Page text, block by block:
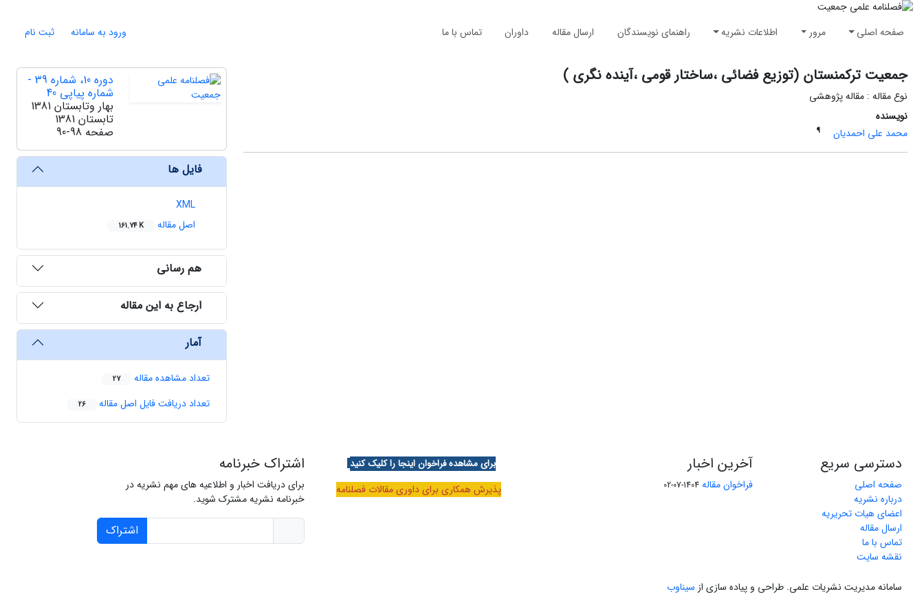
صفحه اصلی مرور اطلاعات نشریه راهنمای نویسندگان ارسال مقاله داوران تماس با ما ورود به سامانه ثبت نام
جمعیت ترکمنستان (توزیع فضائی ،ساختار قومی ،آینده نگری )
نوع مقاله : مقاله پژوهشی
نویسنده
محمد علی احمدیان
¶
دوره 10، شماره 39 -
شماره پیاپی 40
بهار وتابستان 1381
تابستان 1381
صفحه 90-98
فایل ها
XML
اصل مقاله
161.74 K
هم رسانی
ارجاع به این مقاله
آمار
تعداد مشاهده مقاله 27
تعداد دریافت فایل اصل مقاله 26
دسترسی سریع
صفحه اصلی
درباره نشریه
اعضای هیات تحریریه
ارسال مقاله
تماس با ما
نقشه سایت
آخرین اخبار
فراخوان مقاله 1404-07-02
برای مشاهده فراخوان اینجا را کلیک کنید
پذیرش همکاری برای داوری مقالات فصلنامه
اشتراک خبرنامه
برای دریافت اخبار و اطلاعیه های مهم نشریه در
خبرنامه نشریه مشترک شوید.
اشتراک
سامانه مدیریت نشریات علمی. طراحی و پیاده سازی از سیناوب